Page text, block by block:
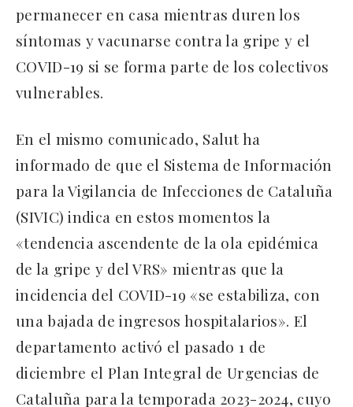
permanecer en casa mientras duren los
síntomas y vacunarse contra la gripe y el
COVID-19 si se forma parte de los colectivos
vulnerables.
En el mismo comunicado, Salut ha
informado de que el Sistema de Información
para la Vigilancia de Infecciones de Cataluña
(SIVIC) indica en estos momentos la
«tendencia ascendente de la ola epidémica
de la gripe y del VRS» mientras que la
incidencia del COVID-19 «se estabiliza, con
una bajada de ingresos hospitalarios». El
departamento activó el pasado 1 de
diciembre el Plan Integral de Urgencias de
Cataluña para la temporada 2023-2024, cuyo